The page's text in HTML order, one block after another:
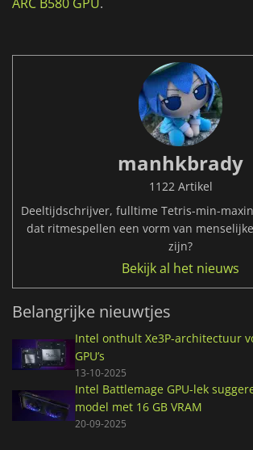
manhkbrady
1122 Artikel
Deeltijdschrijver, fulltime Tetris-min-
dat ritmespellen een vorm van
zijn?
Bekijk al het nieuws
Belangrijke nieuwtjes
Intel onthult Xe3P-architectuur
GPU’s
13-10-2025
Intel Battlemage GPU-lek
model met 16 GB VRAM
20-09-2025